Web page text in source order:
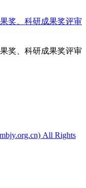
奖、科研成果奖评审
奖、科研成果奖评审
All Rights